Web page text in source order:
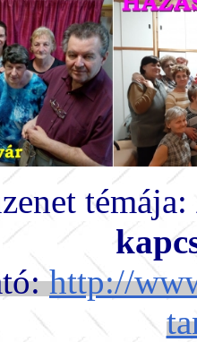
témája:
http://